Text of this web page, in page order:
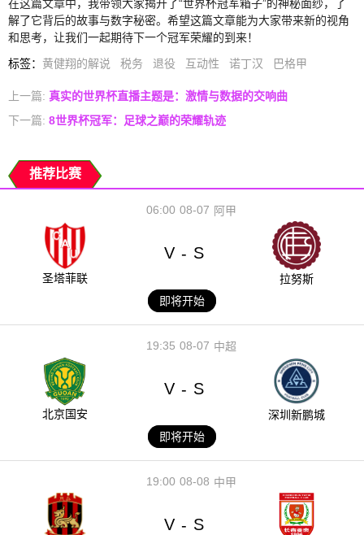
在这篇文章中，我带领大家揭开了“世界杯冠军箱子”的神秘面纱，了
解了它背后的故事与数字秘密。希望这篇文章能为大家带来新的视角
和思考，让我们一起期待下一个冠军荣耀的到来！
标签： 黄健翔的解说 税务 退役 互动性 诺丁汉 巴格甲
上一篇: 真实的世界杯直播主题是：激情与数据的交响曲
下一篇: 8世界杯冠军：足球之巅的荣耀轨迹
推荐比赛
08-07
06:00 阿甲
圣塔菲联
V - S
拉努斯
即将开始
08-07
19:35 中超
北京国安
V - S
深圳新鹏城
即将开始
08-08
19:00 中甲
V - S